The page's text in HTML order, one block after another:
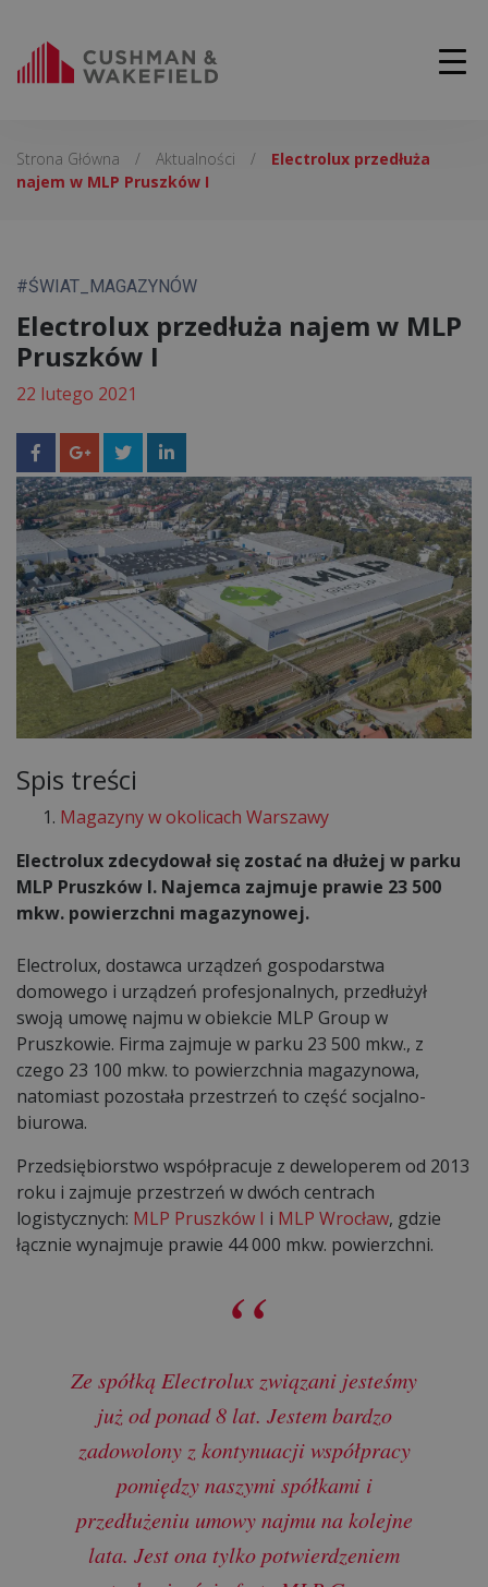
Strona Główna / Aktualności /
Electrolux przedłuża
najem w MLP Pruszków I
#ŚWIAT_MAGAZYNÓW
Electrolux przedłuża najem w MLP
Pruszków I
22 lutego 2021
Spis treści
Magazyny w okolicach Warszawy
Electrolux zdecydował się zostać na dłużej w parku
MLP Pruszków I. Najemca zajmuje prawie 23 500
mkw. powierzchni magazynowej.
Electrolux, dostawca urządzeń gospodarstwa
domowego i urządzeń profesjonalnych, przedłużył
swoją umowę najmu w obiekcie MLP Group w
Pruszkowie. Firma zajmuje w parku 23 500 mkw., z
czego 23 100 mkw. to powierzchnia magazynowa,
natomiast pozostała przestrzeń to część socjalno-
biurowa.
Przedsiębiorstwo współpracuje z deweloperem od 2013
roku i zajmuje przestrzeń w dwóch centrach
logistycznych: MLP Pruszków I i MLP Wrocław, gdzie
łącznie wynajmuje prawie 44 000 mkw. powierzchni.
Ze spółką Electrolux związani jesteśmy
już od ponad 8 lat. Jestem bardzo
zadowolony z kontynuacji współpracy
pomiędzy naszymi spółkami i
przedłużeniu umowy najmu na kolejne
lata. Jest ona tylko potwierdzeniem